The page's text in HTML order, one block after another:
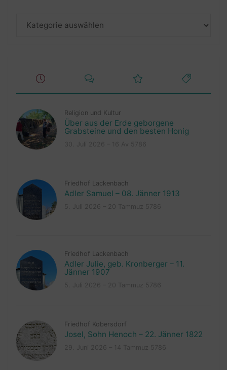
Religion und Kultur
Über aus der Erde geborgene
Grabsteine und den besten Honig
Friedhof Lackenbach
Adler Samuel – 08. Jänner 1913
Friedhof Lackenbach
Adler Julie, geb. Kronberger – 11.
Jänner 1907
Friedhof Kobersdorf
Josel, Sohn Henoch – 22. Jänner 1822